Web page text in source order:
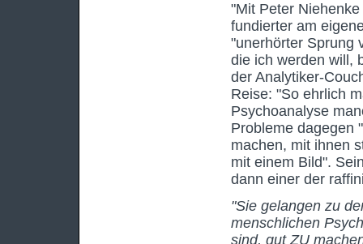
"Mit Peter
fundierter am
"unerhörter Sprung
die ich werden will,
der Analytiker-
Reise: "So ehrlich
Psychoanalyse
Probleme dagegen
machen, mit ihnen
mit einem Bild".
dann einer der
"Sie gelangen zu
menschlichen
sind, gut ZU